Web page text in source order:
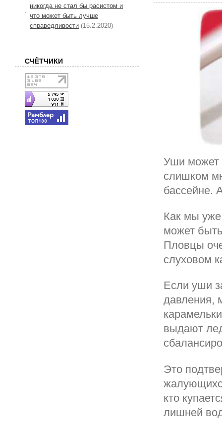
Уши может
слишком
бассейне.
Как мы уже
может
Пловцы
слуховом
Если уши
давления,
выдают
Это
кто
лишней
никогда не стал бы расистом и
что может быть лучше
справедливости (15.2.2020)
СЧЁТЧИКИ